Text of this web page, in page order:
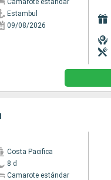
Camarote estándar
Estambul
09/08/2026
Costa Pacifica
8 d
Camarote estándar